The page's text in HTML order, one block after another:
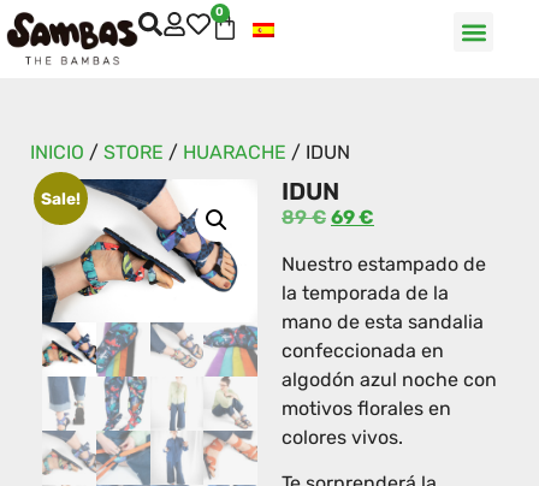
0
INICIO / STORE / HUARACHE / IDUN
Sale! IDUN
89€ 69€
Nuestro estampado de
la temporada de la
mano de esta sandalia
confeccionada en
algodón azul noche con
motivos florales en
colores vivos.